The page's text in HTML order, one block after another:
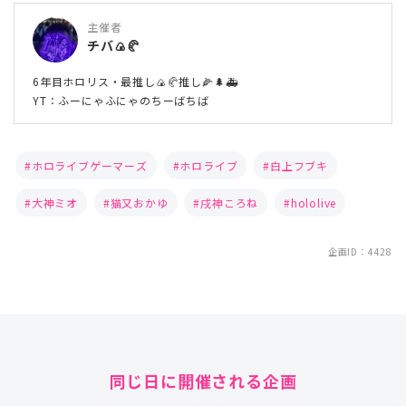
主催者
チバ🍙🥐
6年目ホロリス・最推し🍙🥐推し🌽🌲🚑
YT：ふーにゃふにゃのちーばちば
ホロライブゲーマーズ ホロライブ 白上フブキ
大神ミオ 猫又おかゆ 戌神ころね hololive
企画ID：4428
同じ日に開催される企画